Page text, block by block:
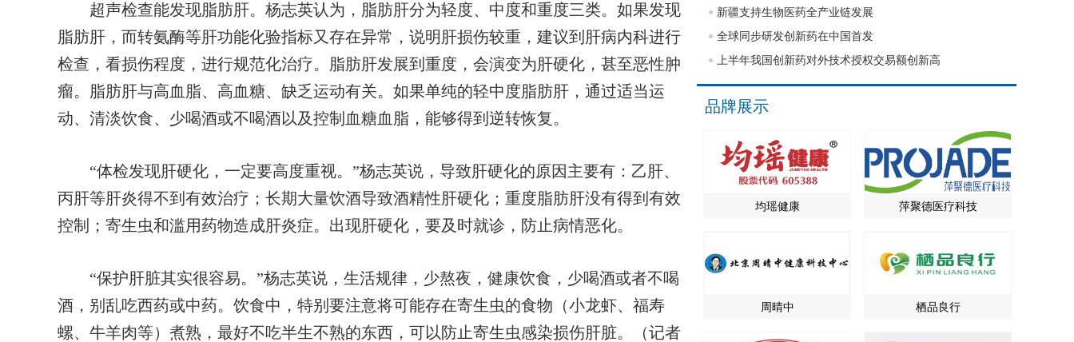
超声检查能发现脂肪肝。杨志英认为，脂肪肝分为轻度、中度和重度三类。如果发现
脂肪肝，而转氨酶等肝功能化验指标又存在异常，说明肝损伤较重，建议到肝病内科进行
检查，看损伤程度，进行规范化治疗。脂肪肝发展到重度，会演变为肝硬化，甚至恶性肿
瘤。脂肪肝与高血脂、高血糖、缺乏运动有关。如果单纯的轻中度脂肪肝，通过适当运
动、清淡饮食、少喝酒或不喝酒以及控制血糖血脂，能够得到逆转恢复。
“体检发现肝硬化，一定要高度重视。”杨志英说，导致肝硬化的原因主要有：乙肝、
丙肝等肝炎得不到有效治疗；长期大量饮酒导致酒精性肝硬化；重度脂肪肝没有得到有效
控制；寄生虫和滥用药物造成肝炎症。出现肝硬化，要及时就诊，防止病情恶化。
“保护肝脏其实很容易。”杨志英说，生活规律，少熬夜，健康饮食，少喝酒或者不喝
酒，别乱吃西药或中药。饮食中，特别要注意将可能存在寄生虫的食物（小龙虾、福寿
螺、牛羊肉等）煮熟，最好不吃半生不熟的东西，可以防止寄生虫感染损伤肝脏。（记者
新疆支持生物医药全产业链发展
全球同步研发创新药在中国首发
上半年我国创新药对外技术授权交易额创新高
品牌展示
均瑶健康 萍聚德医疗科技
周晴中 栖品良行